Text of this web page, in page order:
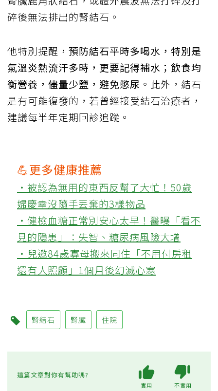
碎後無法排出的腎結石。
他特別提醒， 預防結石平時多喝水，特別是
氣溫炎熱流汗多時，更要記得補水；飲食均
衡營養，儘量少鹽，避免憋尿 。此外，結石
是有可能復發的，若曾經接受結石治療者，
建議每半年定期回診追蹤。
💪更多健康推薦
‧被認為無用的東西反幫了大忙！50歲
婦慶幸沒隨手丟棄的3樣物品
‧健檢血糖正常別安心太早！醫曝「看不
見的隱患」：失智、糖尿病風險大增
‧兒邀84歲寡母搬來同住「不用付房租
還有人照顧」1個月後幻滅心寒
腎結石 腎臟 住院
這篇文章對你有幫助嗎?
實用 不實用